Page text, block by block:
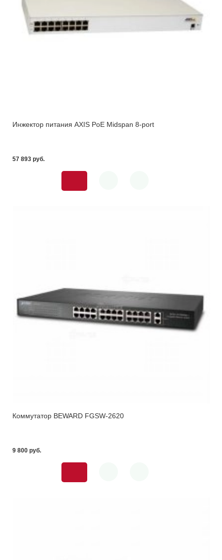
Инжектор питания AXIS PoE Midspan 8-port
57 893 pуб.
Коммутатор BEWARD FGSW-2620
9 800 pуб.